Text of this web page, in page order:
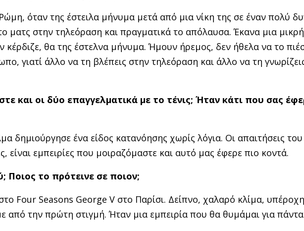
όταν της έστειλα μήνυμα μετά από μια νίκη της σε έναν πολύ
ματς στην τηλεόραση και πραγματικά το απόλαυσα. Έκανα μια μικρή
θα της έστελνα μήνυμα. Ήμουν ήρεμος, δεν ήθελα να το
γιατί άλλο να τη βλέπεις στην τηλεόραση και άλλο να τη
και οι δύο επαγγελματικά με το τένις; Ήταν κάτι που σας
δημιούργησε ένα είδος κατανόησης χωρίς λόγια. Οι απαιτήσεις
είναι εμπειρίες που μοιραζόμαστε και αυτό μας έφερε πιο κοντά.
το πρότεινε σε ποιον;
Four Seasons George V στο Παρίσι. Δείπνο, χαλαρό κλίμα, υπέροχη
από την πρώτη στιγμή. Ήταν μια εμπειρία που θα θυμάμαι για